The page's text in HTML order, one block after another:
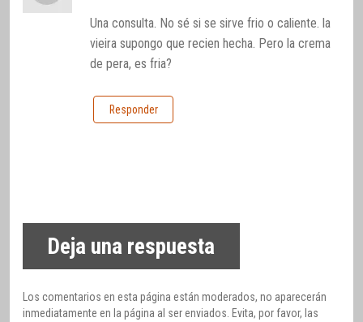
Una consulta. No sé si se sirve frio o caliente. la
vieira supongo que recien hecha. Pero la crema
de pera, es fria?
Responder
Deja una respuesta
Los comentarios en esta página están moderados, no aparecerán
inmediatamente en la página al ser enviados. Evita, por favor, las